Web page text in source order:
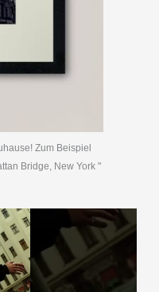
Zum Beispiel
Bridge, New York "